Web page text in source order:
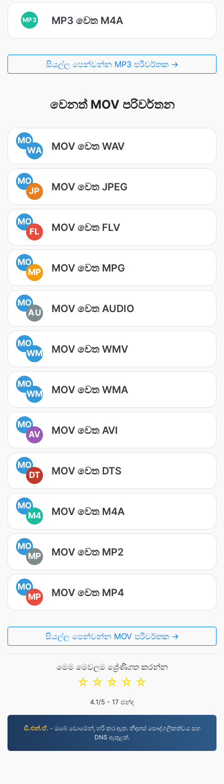
MP3 MP3 වෙත M4A
සියල්ල පෙන්වන්න MP3 පරිවර්තක →
වෙනත් MOV පරිවර්තන
MO
WA
MOV වෙත WAV
MO
JP
MOV වෙත JPEG
MO
FL
MOV වෙත FLV
MO
MP
MOV වෙත MPG
MO
AU
MOV වෙත AUDIO
MO
WM
MOV වෙත WMV
MO
WM
MOV වෙත WMA
MO
AV
MOV වෙත AVI
MO
DT
MOV වෙත DTS
MO
M4
MOV වෙත M4A
MO
MP
MOV වෙත MP2
MO
MP
MOV වෙත MP4
සියල්ල පෙන්වන්න MOV පරිවර්තක →
මෙම මෙවලම ශ්‍රේණිගත කරන්න
☆
☆
☆
☆
☆
4.1/5 - 17 ඡන්ද
ඩී.එන්.ඒ. - ඔබේ ඩොමේන්, හරි කර ඇත. නිදහස් පෞද්ගලිකත්වය සහ
DNS ඇතුළත්.